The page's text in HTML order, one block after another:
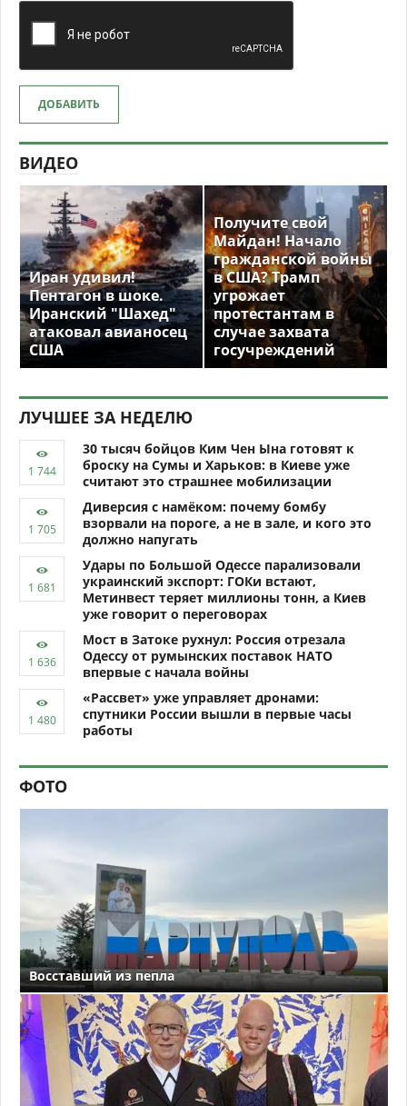
ДОБАВИТЬ
ВИДЕО
Иран удивил!
Пентагон в шоке.
Иранский "Шахед"
атаковал авианосец
США
Получите свой
Майдан! Начало
гражданской войны
в США? Трамп
угрожает
протестантам в
случае захвата
госучреждений
ЛУЧШЕЕ ЗА НЕДЕЛЮ
30 тысяч бойцов Ким Чен Ына готовят к
броску на Сумы и Харьков: в Киеве уже
считают это страшнее мобилизации
Диверсия с намёком: почему бомбу
взорвали на пороге, а не в зале, и кого это
должно напугать
Удары по Большой Одессе парализовали
украинский экспорт: ГОКи встают,
Метинвест теряет миллионы тонн, а Киев
уже говорит о переговорах
Мост в Затоке рухнул: Россия отрезала
Одессу от румынских поставок НАТО
впервые с начала войны
«Рассвет» уже управляет дронами:
спутники России вышли в первые часы
работы
ФОТО
Восставший из пепла